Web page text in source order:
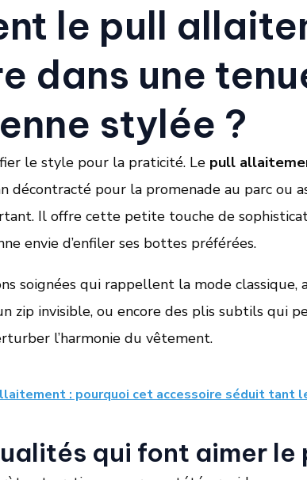
le pull
dans une
stylée ?
le style pour la praticité. Le pull
décontracté pour la promenade au parc ou
Il offre cette petite touche de
envie d’enfiler ses bottes préférées.
soignées qui rappellent la mode classique,
zip invisible, ou encore des plis subtils qui
l’harmonie du vêtement.
: pourquoi cet accessoire séduit tant
qui font aimer